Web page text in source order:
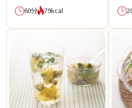
60分 79kcal